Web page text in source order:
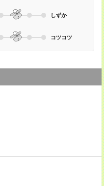
しずか
コツコツ